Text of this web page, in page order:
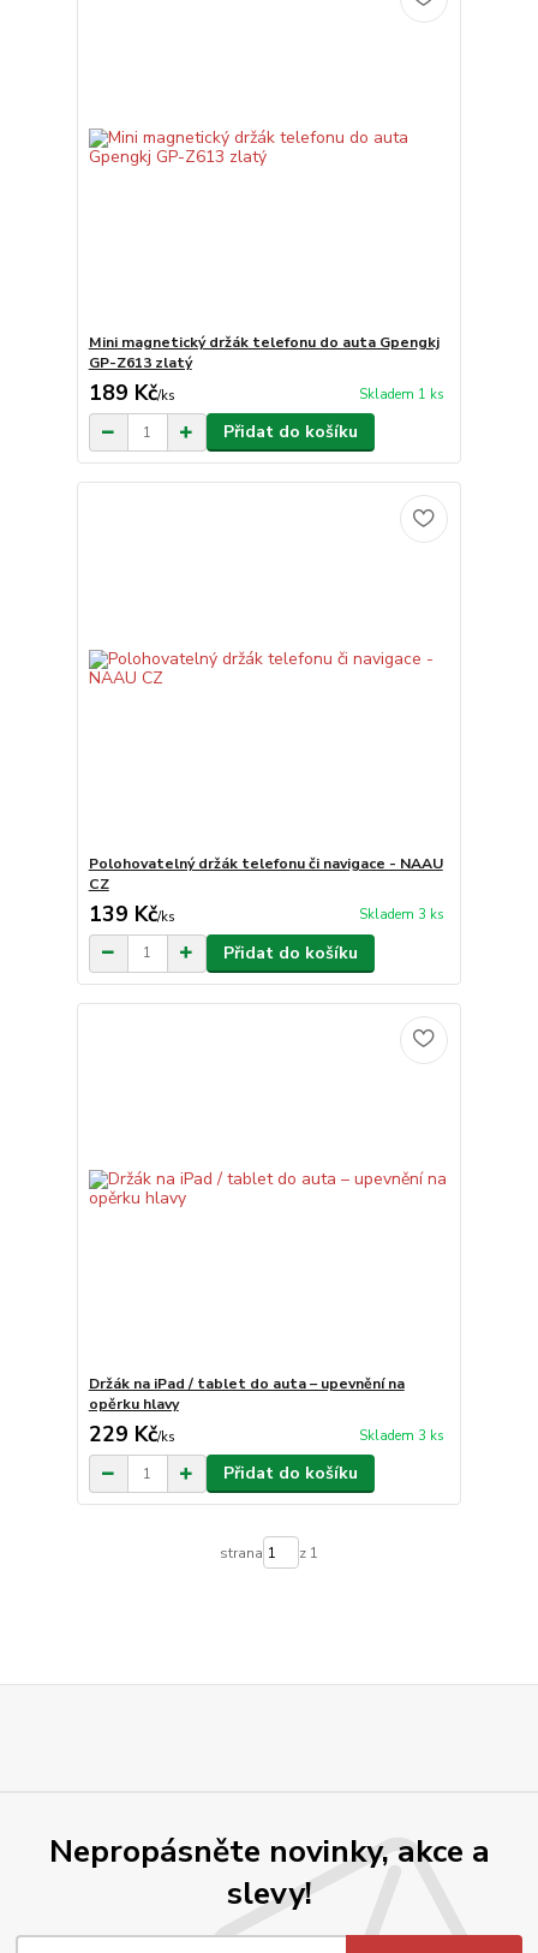
Mini magnetický držák telefonu do auta Gpengkj
GP-Z613 zlatý
189 Kč/ks Skladem 1 ks
Přidat do košíku
Polohovatelný držák telefonu či navigace - NAAU
CZ
139 Kč/ks Skladem 3 ks
Přidat do košíku
Držák na iPad / tablet do auta – upevnění na
opěrku hlavy
229 Kč/ks Skladem 3 ks
Přidat do košíku
strana z 1
Nepropásněte novinky, akce a
slevy!